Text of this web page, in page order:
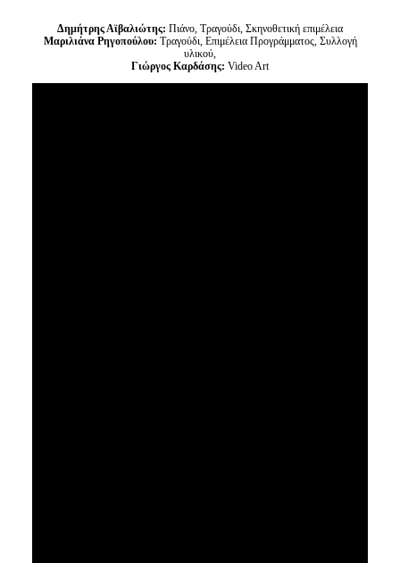
Δημήτρης Αϊβαλιώτης: Πιάνο, Τραγούδι, Σκηνοθετική επιμέλεια
Μαριλιάνα Ρηγοπούλου: Τραγούδι, Επιμέλεια Προγράμματος, Συλλογή
υλικού,
Γιώργος Καρδάσης: Video Art